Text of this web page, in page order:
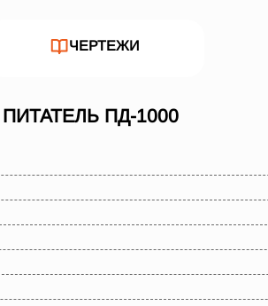
ЧЕРТЕЖИ
ПД-1000